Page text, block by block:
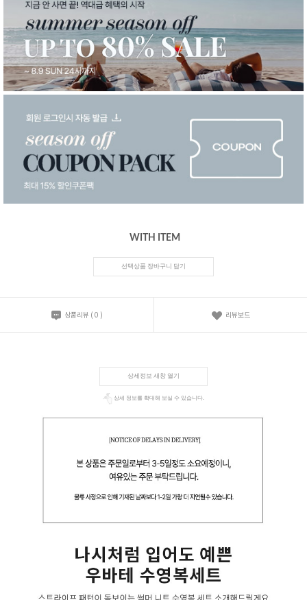
WITH ITEM
선택상품 장바구니 담기
상품리뷰 ( 0 ) 리뷰보드
상세정보 새창 열기
상세 정보를 확대해 보실 수 있습니다.